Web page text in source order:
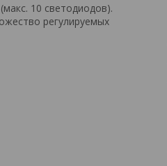
10 светодиодов).
регулируемых